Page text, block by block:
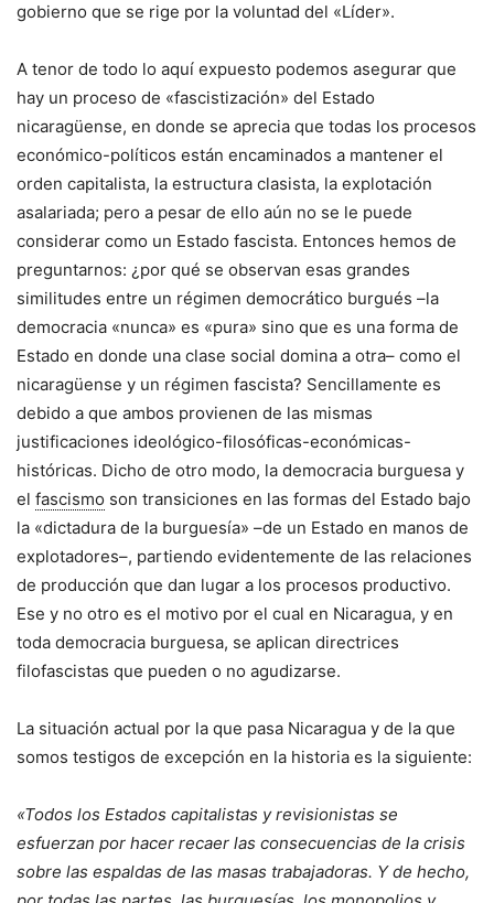
gobierno que se rige por la voluntad del «Líder».
A tenor de todo lo aquí expuesto podemos asegurar que
hay un proceso de «fascistización» del Estado
nicaragüense, en donde se aprecia que todas los procesos
económico-políticos están encaminados a mantener el
orden capitalista, la estructura clasista, la explotación
asalariada; pero a pesar de ello aún no se le puede
considerar como un Estado fascista. Entonces hemos de
preguntarnos: ¿por qué se observan esas grandes
similitudes entre un régimen democrático burgués –la
democracia «nunca» es «pura» sino que es una forma de
Estado en donde una clase social domina a otra– como el
nicaragüense y un régimen fascista? Sencillamente es
debido a que ambos provienen de las mismas
justificaciones ideológico-filosóficas-económicas-
históricas. Dicho de otro modo, la democracia burguesa y
el fascismo son transiciones en las formas del Estado bajo
la «dictadura de la burguesía» –de un Estado en manos de
explotadores–, partiendo evidentemente de las relaciones
de producción que dan lugar a los procesos productivo.
Ese y no otro es el motivo por el cual en Nicaragua, y en
toda democracia burguesa, se aplican directrices
filofascistas que pueden o no agudizarse.
La situación actual por la que pasa Nicaragua y de la que
somos testigos de excepción en la historia es la siguiente:
«Todos los Estados capitalistas y revisionistas se
esfuerzan por hacer recaer las consecuencias de la crisis
sobre las espaldas de las masas trabajadoras. Y de hecho,